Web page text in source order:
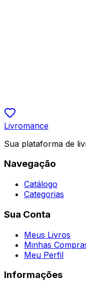
Livromance
Sua plataforma de
Navegação
Catálogo
Categorias
Sua Conta
Meus Livros
Minhas
Meu Perfil
Informações